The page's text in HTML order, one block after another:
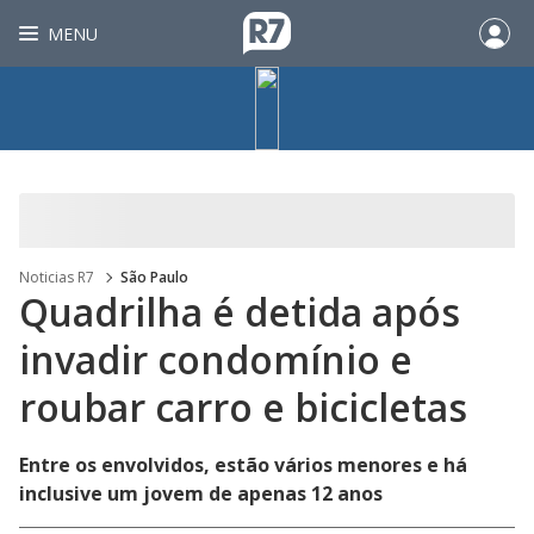
MENU
Noticias R7 São Paulo
Quadrilha é detida após
invadir condomínio e
roubar carro e bicicletas
Entre os envolvidos, estão vários menores e há
inclusive um jovem de apenas 12 anos